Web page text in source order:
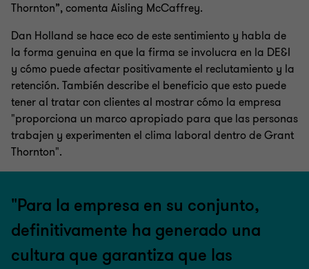
Thornton”, comenta Aisling McCaffrey.
Dan Holland se hace eco de este sentimiento y habla de
la forma genuina en que la firma se involucra en la DE&I
y cómo puede afectar positivamente el reclutamiento y la
retención. También describe el beneficio que esto puede
tener al tratar con clientes al mostrar cómo la empresa
"proporciona un marco apropiado para que las personas
trabajen y experimenten el clima laboral dentro de Grant
Thornton".
"Para la empresa en su conjunto,
definitivamente ha generado una
cultura que garantiza que las